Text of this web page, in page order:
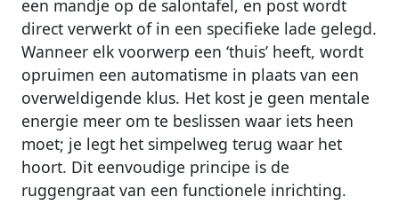
een mandje op de salontafel, en post wordt
direct verwerkt of in een specifieke lade gelegd.
Wanneer elk voorwerp een ‘thuis’ heeft, wordt
opruimen een automatisme in plaats van een
overweldigende klus. Het kost je geen mentale
energie meer om te beslissen waar iets heen
moet; je legt het simpelweg terug waar het
hoort. Dit eenvoudige principe is de
ruggengraat van een functionele inrichting.